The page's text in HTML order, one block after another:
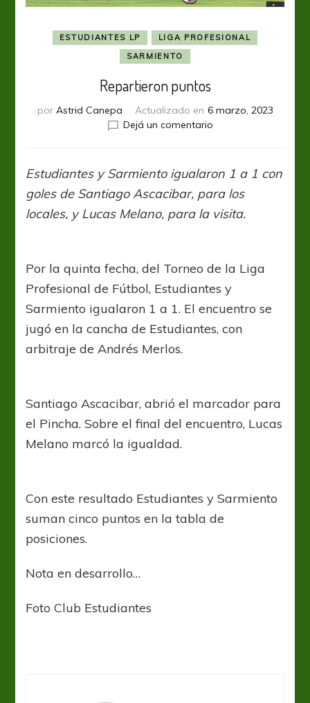
ESTUDIANTES LP
LIGA PROFESIONAL
SARMIENTO
Repartieron puntos
por Astrid Canepa Actualizado en 6 marzo, 2023
Dejá un comentarioen
Estudiantes y Sarmiento igualaron 1 a 1 con
goles de Santiago Ascacibar, para los
locales, y Lucas Melano, para la visita.
Por la quinta fecha, del Torneo de la Liga
Profesional de Fútbol, Estudiantes y
Sarmiento igualaron 1 a 1. El encuentro se
jugó en la cancha de Estudiantes, con
arbitraje de Andrés Merlos.
Santiago Ascacibar, abrió el marcador para
el Pincha. Sobre el final del encuentro, Lucas
Melano marcó la igualdad.
Con este resultado Estudiantes y Sarmiento
suman cinco puntos en la tabla de
posiciones.
Nota en desarrollo…
Foto Club Estudiantes